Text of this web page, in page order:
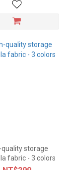
quality storage
fabric - 3 colors